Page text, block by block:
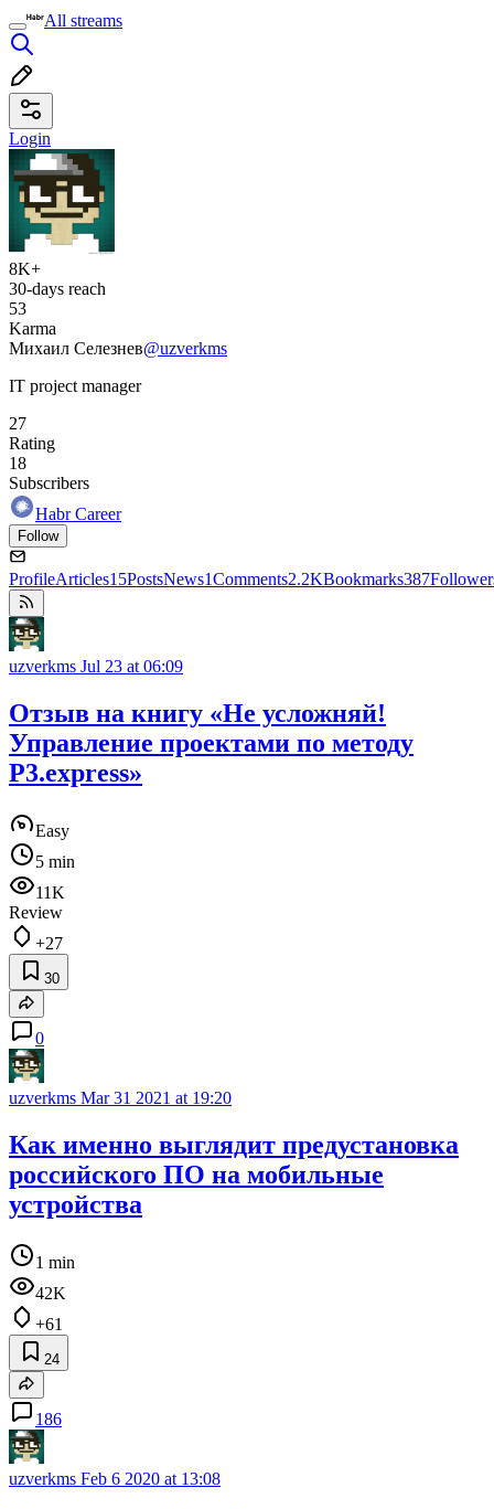
All streams
Login
8K+
30-days reach
53
Karma
Михаил Селезнев@uzverkms
IT project manager
27
Rating
18
Subscribers
Habr Career
Follow
ProfileArticles15PostsNews1Comments2.2KBookmarks387
uzverkms Jul 23 at 06:09
Отзыв на книгу «Не усложняй!
Управление проектами по методу
P3.express»
Easy
5 min
11K
Review
+27
30
0
uzverkms Mar 31 2021 at 19:20
Как именно выглядит предустановка
российского ПО на мобильные
устройства
1 min
42K
+61
24
186
uzverkms Feb 6 2020 at 13:08